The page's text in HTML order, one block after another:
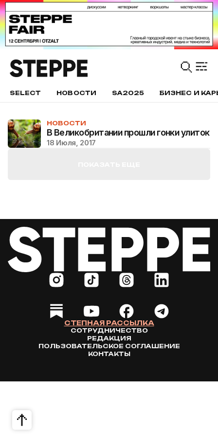
SELECT НОВОСТИ SA2025 БИЗНЕС И
НОВОСТИ
В Великобритании прошли гонки улиток
18 Июля, 2017
СТЕПНАЯ РАССЫЛКА
СОТРУДНИЧЕСТВО
РЕДАКЦИЯ
ПОЛЬЗОВАТЕЛЬСКОЕ СОГЛАШЕНИЕ
КОНТАКТЫ